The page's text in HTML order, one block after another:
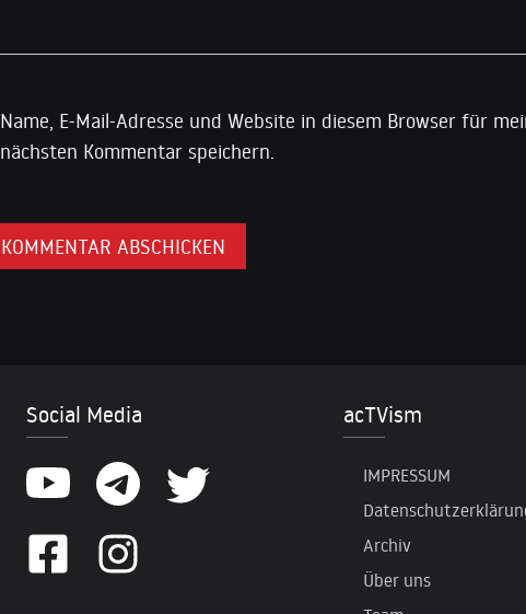
Name, E-Mail-Adresse und Website in diesem Browser für
nächsten Kommentar speichern.
Social Media acTVism
IMPRESSUM
Archiv
Über uns